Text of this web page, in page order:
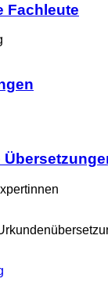
Fachleute